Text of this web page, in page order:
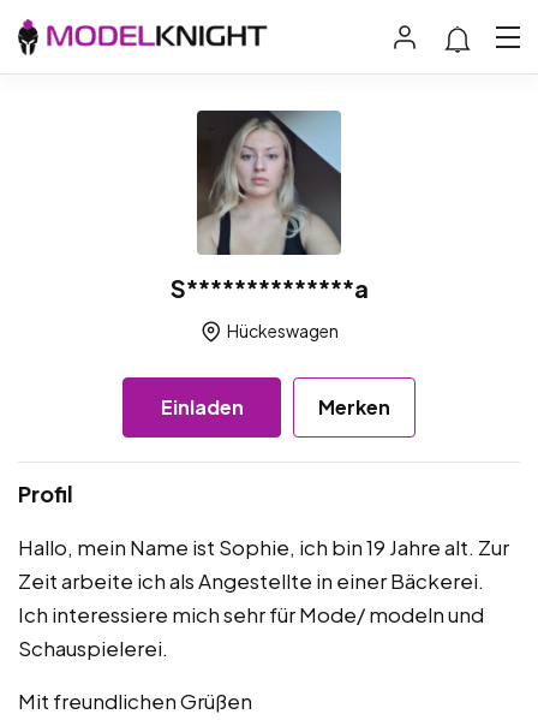
S**************a
Hückeswagen
Einladen Merken
Profil
Hallo, mein Name ist Sophie, ich bin 19 Jahre alt. Zur
Zeit arbeite ich als Angestellte in einer Bäckerei.
Ich interessiere mich sehr für Mode/ modeln und
Schauspielerei.
Mit freundlichen Grüßen